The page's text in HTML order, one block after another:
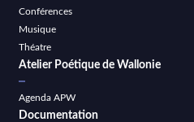
Conférences
Musique
Théatre
Atelier Poétique de Wallonie
Agenda APW
Documentation